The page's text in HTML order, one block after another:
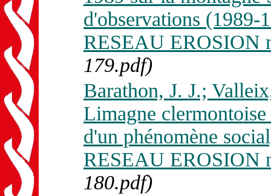
d'observations
RESEAU EROSION
179.pdf)
Barathon, J. J.;
Limagne
d'un phénomène
RESEAU EROSION
180.pdf)